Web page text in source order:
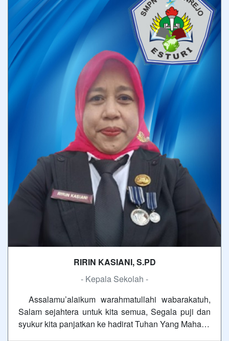
RIRIN KASIANI, S.PD
- Kepala Sekolah -
Assalamu’alaikum warahmatullahi wabarakatuh,
Salam sejahtera untuk kita semua, Segala puji dan
syukur kita panjatkan ke hadirat Tuhan Yang Maha…